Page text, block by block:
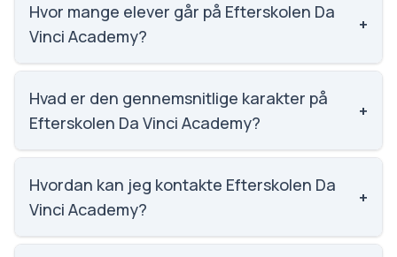
Hvor mange elever går på Efterskolen Da
Vinci Academy?
+
Efterskolen Da Vinci Academy har 23 elever, hvilket
gør den til nummer 2422 ud af 3143 skoler.
Hvad er den gennemsnitlige karakter på
Efterskolen Da Vinci Academy?
+
Vi har ikke data om karaktergennemsnittet for
Efterskolen Da Vinci Academy.
Hvordan kan jeg kontakte Efterskolen Da
Vinci Academy?
+
Email: info@davinciacademy.dk. Telefon: 9340 4070.